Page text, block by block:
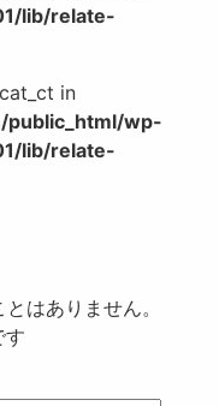
lib/relate-
in
wp-
lib/relate-
はありません。
す